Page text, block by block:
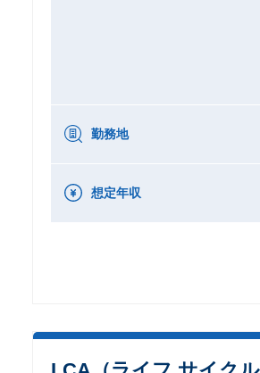
勤務地
想定年収